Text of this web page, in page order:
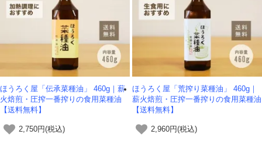
ほうろく屋「伝承菜種油」 460g｜薪
火焙煎・圧搾一番搾りの食用菜種油
【送料無料】
2,750円(税込)
ほうろく屋「荒搾り菜種油」 460g｜
薪火焙煎・圧搾一番搾りの食用菜種油
【送料無料】
2,960円(税込)